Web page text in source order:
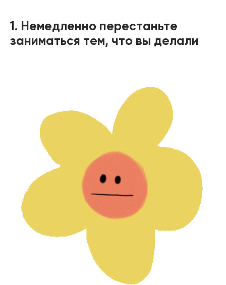
1. Немедленно перестаньте
заниматься тем, что вы делали